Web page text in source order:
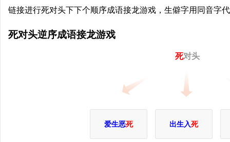
链接进行死对头下下个顺序成语接龙游戏，生僻字用同音字
死对头逆序成语接龙游戏
死对头
爱生恶死 出生入死